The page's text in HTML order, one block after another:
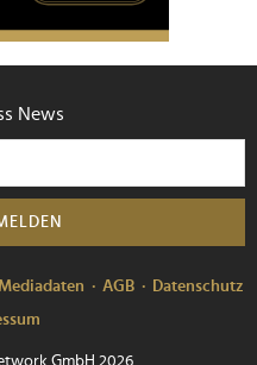
News
Mediadaten AGB
Datenschutz